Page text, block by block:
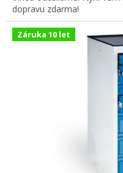
dopravu zdarma!
Záruka 10 let